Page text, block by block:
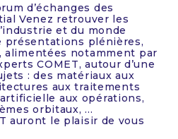
d’échanges des
Venez retrouver les
et du monde
présentations plénières,
alimentées notamment par
COMET, autour d’une
: des matériaux aux
aux traitements
aux opérations,
orbitaux, …
auront le plaisir de vous